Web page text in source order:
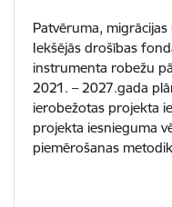
Patvēruma,
Iekšējās drošības
instrumenta robežu
2021. – 2027.gada
ierobežotas projekta
projekta iesnieguma
piemērošanas